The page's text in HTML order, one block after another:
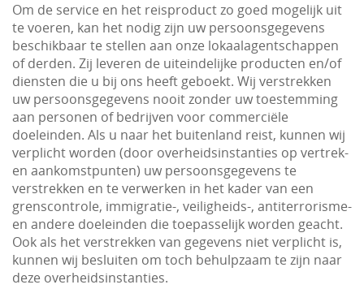
Om de service en het reisproduct zo goed mogelijk uit
te voeren, kan het nodig zijn uw persoonsgegevens
beschikbaar te stellen aan onze lokaalagentschappen
of derden. Zij leveren de uiteindelijke producten en/of
diensten die u bij ons heeft geboekt. Wij verstrekken
uw persoonsgegevens nooit zonder uw toestemming
aan personen of bedrijven voor commerciële
doeleinden. Als u naar het buitenland reist, kunnen wij
verplicht worden (door overheidsinstanties op vertrek-
en aankomstpunten) uw persoonsgegevens te
verstrekken en te verwerken in het kader van een
grenscontrole, immigratie-, veiligheids-, antiterrorisme-
en andere doeleinden die toepasselijk worden geacht.
Ook als het verstrekken van gegevens niet verplicht is,
kunnen wij besluiten om toch behulpzaam te zijn naar
deze overheidsinstanties.